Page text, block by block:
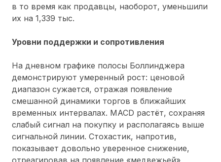
в то время как продавцы, наоборот, уменьшили
их на 1,339 тыс.
Уровни поддержки и сопротивления
На дневном графике полосы Боллинджера
демонстрируют умеренный рост: ценовой
диапазон сужается, отражая появление
смешанной динамики торгов в ближайших
временных интервалах. MACD растёт, сохраняя
слабый сигнал на покупку и располагаясь выше
сигнальной линии. Стохастик, напротив,
показывает довольно уверенное снижение,
отреагировав на появление «медвежьей»